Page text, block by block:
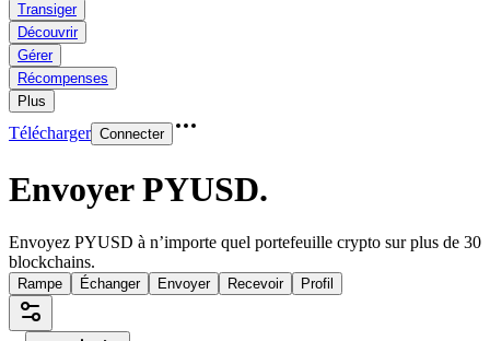
Transiger
Découvrir
Gérer
Récompenses
Plus
Télécharger Connecter
Envoyer PYUSD.
Envoyez PYUSD à n’importe quel portefeuille crypto sur plus de 30
blockchains.
Rampe Échanger Envoyer Recevoir Profil